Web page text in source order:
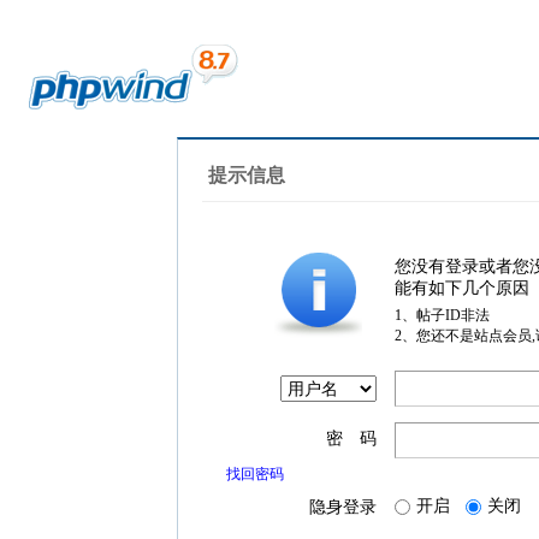
提示信息
您没有登录或者您
能有如下几个原因
1、帖子ID非法
2、您还不是站点会员
密 码
找回密码
隐身登录 开启 关闭